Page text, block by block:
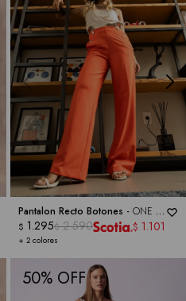
Pantalon Recto Botones - ONE 5
ONE
+ 2 colores
$ 1.295$ 2.590 $ 1.101
50